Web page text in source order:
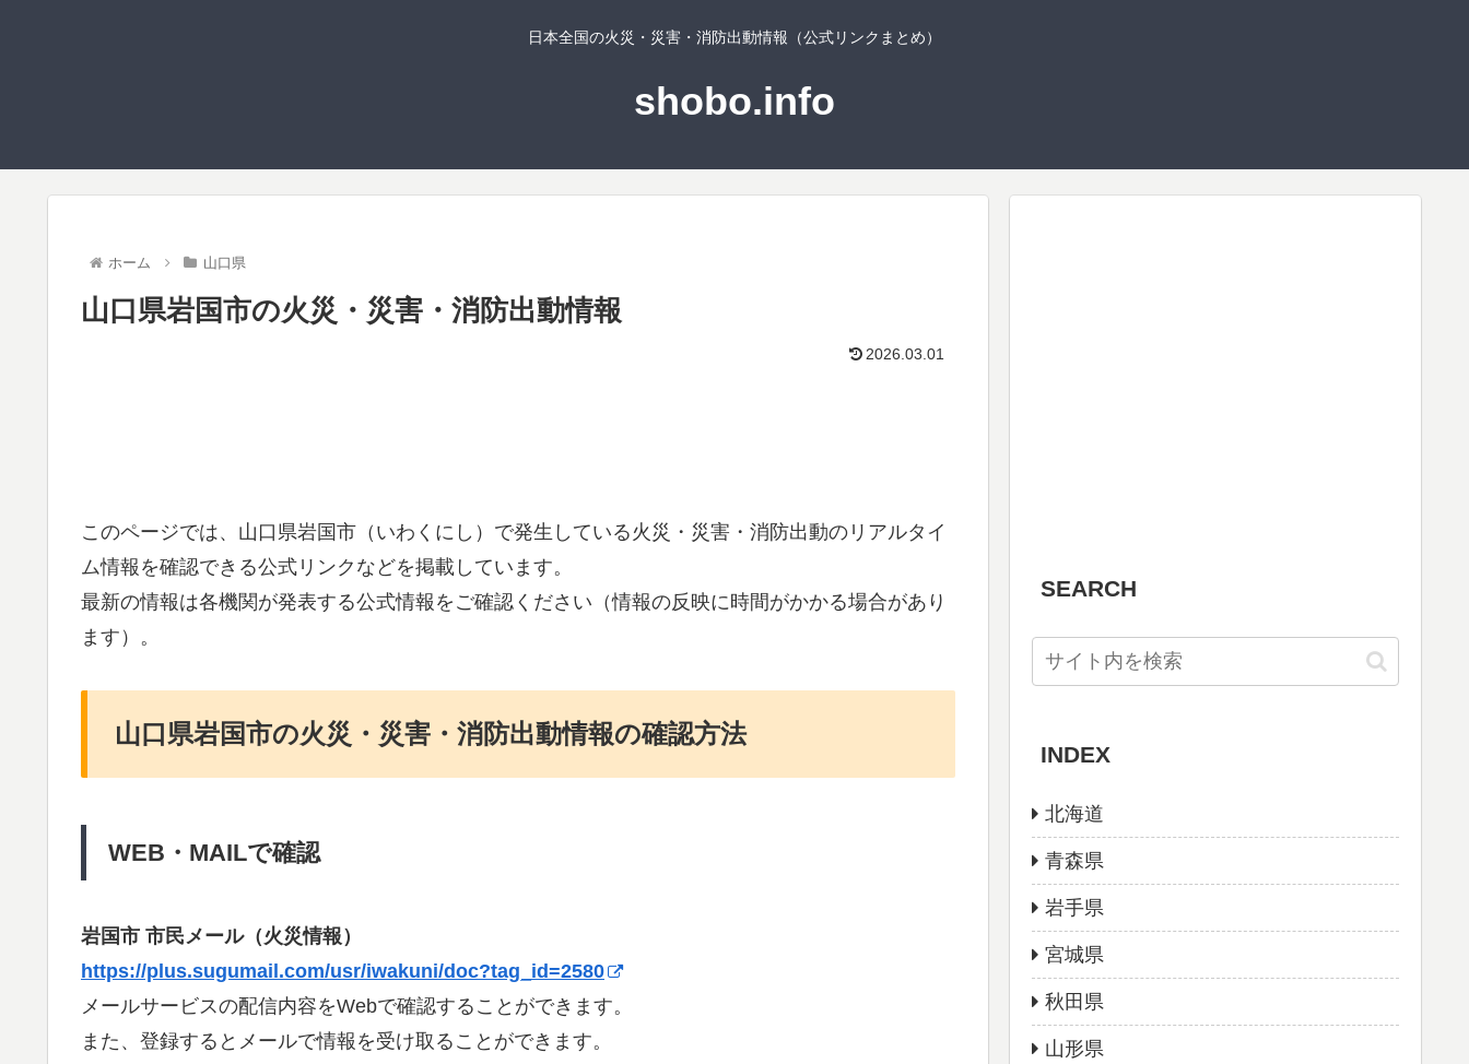
日本全国の火災・災害・消防出動情報（公式リンクまとめ）
shobo.info
ホーム 山口県
山口県岩国市の火災・災害・消防出動情報
2026.03.01
このページでは、山口県岩国市（いわくにし）で発生している火災・災害・消防出動のリアルタイ
ム情報を確認できる公式リンクなどを掲載しています。
最新の情報は各機関が発表する公式情報をご確認ください（情報の反映に時間がかかる場合があり
ます）。
山口県岩国市の火災・災害・消防出動情報の確認方法
WEB・MAILで確認
岩国市 市民メール（火災情報）
https://plus.sugumail.com/usr/iwakuni/doc?tag_id=2580
メールサービスの配信内容をWebで確認することができます。
また、登録するとメールで情報を受け取ることができます。
SEARCH
INDEX
北海道
青森県
岩手県
宮城県
秋田県
山形県